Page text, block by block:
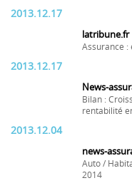
2013.12.17
latribune.fr
Assurance :
2013.12.17
News-
Bilan :
rentabilité
2013.12.04
news-
Auto /
2014